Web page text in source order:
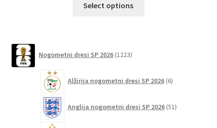
Select options
izberete
strani
Nogometni dresi SP 2026 1223izdelkov
Alžirija nogometni dresi SP 2026 6izdelkov
Anglija nogometni dresi SP 2026 51izdelkov